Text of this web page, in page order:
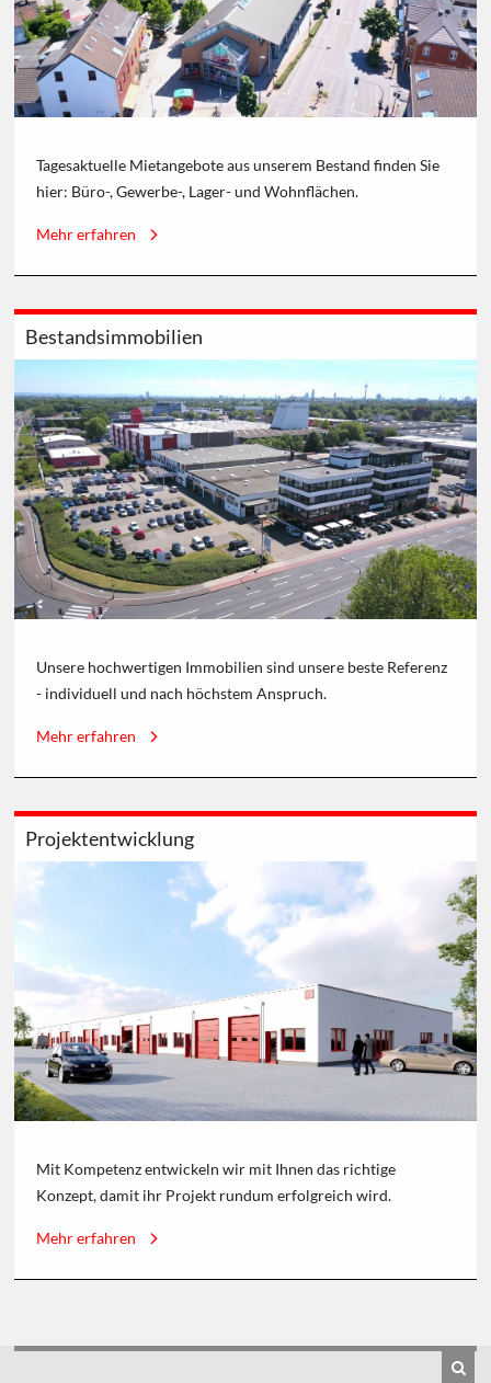
Tagesaktuelle Mietangebote aus unserem Bestand finden Sie
hier: Büro-, Gewerbe-, Lager- und Wohnflächen.
Mehr erfahren
Bestandsimmobilien
Unsere hochwertigen Immobilien sind unsere beste Referenz
- individuell und nach höchstem Anspruch.
Mehr erfahren
Projektentwicklung
Mit Kompetenz entwickeln wir mit Ihnen das richtige
Konzept, damit ihr Projekt rundum erfolgreich wird.
Mehr erfahren